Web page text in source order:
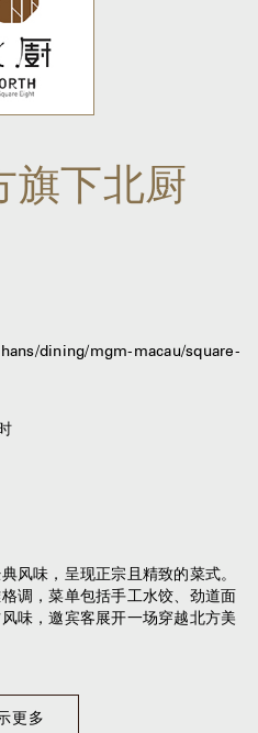
旗下北厨
dining/mgm-macau/square-
风味，呈现正宗且精致的菜式。
调，菜单包括手工水饺、劲道面
味，邀宾客展开一场穿越北方美
更多